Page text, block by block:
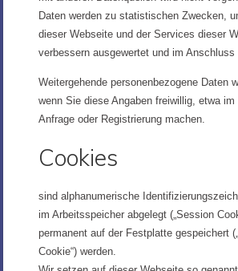
Daten werden zu statistischen Zwecken,
dieser Webseite und der Services dieser
verbessern ausgewertet und im Anschluss
Weitergehende personenbezogene Daten
wenn Sie diese Angaben freiwillig, etwa im
Anfrage oder Registrierung machen.
Cookies
sind alphanumerische
im Arbeitsspeicher abgelegt („Session
permanent auf der Festplatte gespeichert
Cookie“) werden.